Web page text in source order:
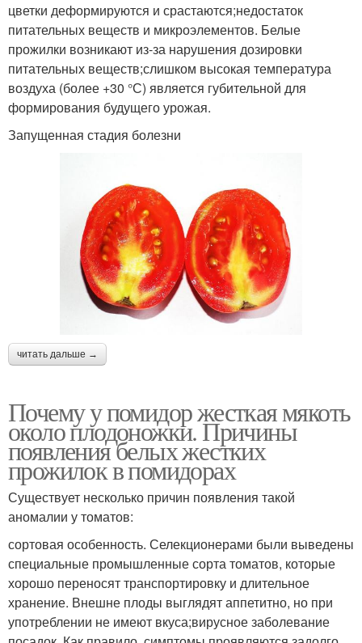
цветки деформируются и срастаются;недостаток
питательных веществ и микроэлементов. Белые
прожилки возникают из-за нарушения дозировки
питательных веществ;слишком высокая температура
воздуха (более +30 °С) является губительной для
формирования будущего урожая.
Запущенная стадия болезни
читать дальше →
Почему у помидор жесткая мякоть
около плодоножки. Причины
появления белых жестких
прожилок в помидорах
Существует несколько причин появления такой
аномалии у томатов:
сортовая особенность. Селекционерами были выведены
специальные промышленные сорта томатов, которые
хорошо переносят транспортировку и длительное
хранение. Внешне плоды выглядят аппетитно, но при
употреблении не имеют вкуса;вирусное заболевание